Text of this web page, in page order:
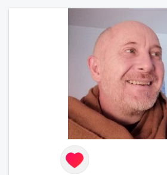
agents SIAP1. ET télésurveillance
protection dans les casino
Mes passions. Sont la robotique
,astronomie . Service militaire
infanterie et engager sur 5
Divers je fait en moyenne 6 km
a pieds. A la fin de mon travail a
un rêve cet de construire une vie
harmonie. Si je pourrais lui
ferais. A chaque fois que je vois
je rêve d' être avec quelqu'un.